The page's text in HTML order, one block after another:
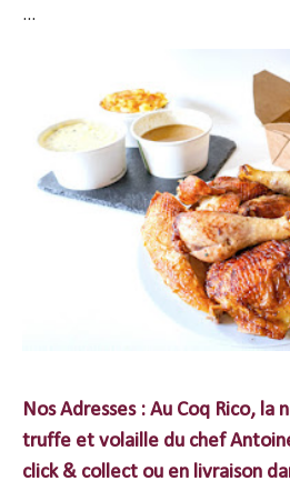
...
Nos Adresses : Au Coq Rico,
truffe et volaille du chef
click & collect ou en livraison